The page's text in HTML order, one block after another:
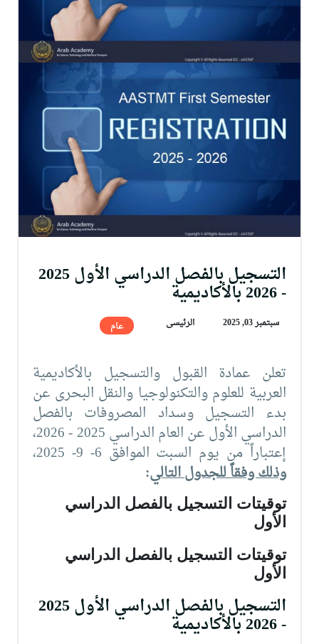
التسجيل بالفصل الدراسي الأول 2025
- 2026 بالأكاديمية
سبتمبر 03, 2025 الرئيسى عام
تعلن عمادة القبول والتسجيل بالأكاديمية
العربية للعلوم والتكنولوجيا والنقل البحرى عن
بدء التسجيل وسداد المصروفات بالفصل
الدراسي الأول عن العام الدراسي 2025 - 2026،
إعتباراً من يوم السبت الموافق 6- 9- 2025،
وذلك وفقاً للجدول التالي:
توقيتات التسجيل بالفصل الدراسي
الأول
توقيتات التسجيل بالفصل الدراسي
الأول
التسجيل بالفصل الدراسي الأول 2025
- 2026 بالأكاديمية